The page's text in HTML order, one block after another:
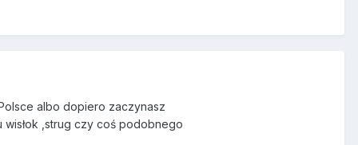
albo dopiero zaczynasz
,strug czy coś podobnego